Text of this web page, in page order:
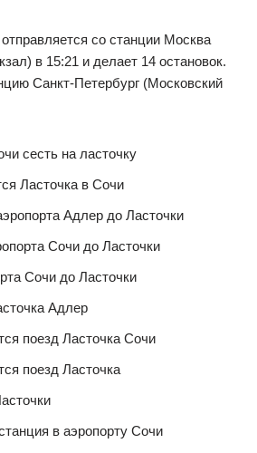
со станции Москва
в 15:21 и делает 14 остановок.
Санкт-Петербург (Московский
сесть на ласточку
Ласточка в Сочи
Адлер до Ласточки
Сочи до Ласточки
Сочи до Ласточки
Адлер
поезд Ласточка Сочи
поезд Ласточка
в аэропорту Сочи